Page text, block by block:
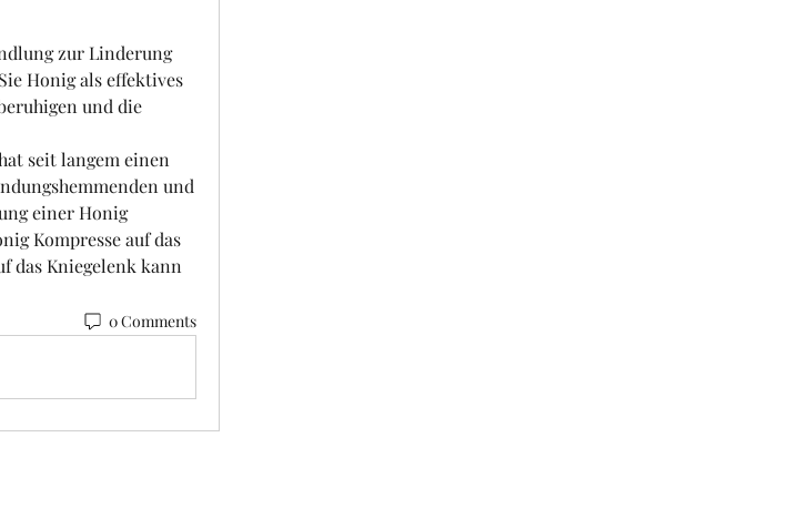
zur Linderung
Honig als effektives
und die
und
einer Honig
Kompresse auf das
das Kniegelenk kann
0 Comments